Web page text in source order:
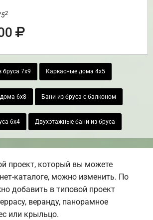
2
7х9 Каркасные дома 4х5
6х8 Бани из бруса с балконом
6х4 Двухэтажные бани из бруса
проект, который вы можете
каталоге, можно изменить. По
добавить в типовой проект
веранду, панорамное
или крыльцо.